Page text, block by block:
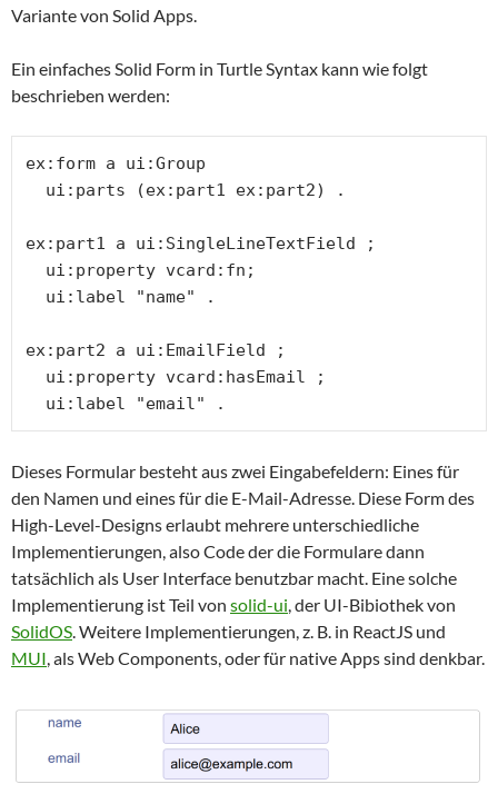
Variante von Solid Apps.
Ein einfaches Solid Form in Turtle Syntax kann wie folgt
beschrieben werden:
ex:form a ui:Group
ex:part1 a ui:SingleLineTextField ;
ex:part2 a ui:EmailField ;
  ui:label "email" .
Dieses Formular besteht aus zwei Eingabefeldern: Eines für
den Namen und eines für die E-Mail-Adresse. Diese Form des
High-Level-Designs erlaubt mehrere unterschiedliche
Implementierungen, also Code der die Formulare dann
tatsächlich als User Interface benutzbar macht. Eine solche
Implementierung ist Teil von solid-ui, der UI-Bibiothek von
SolidOS. Weitere Implementierungen, z. B. in ReactJS und
MUI, als Web Components, oder für native Apps sind denkbar.